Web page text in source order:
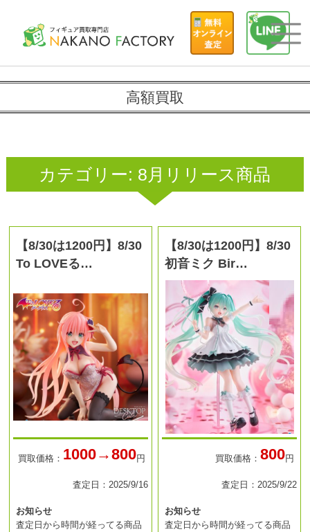
高額買取
カテゴリー: 8月リリース商品
【8/30は1200円】8/30
To LOVEる…
買取価格： 1000→800円
査定日：2025/9/16
お知らせ
査定日から時間が経ってる商品
【8/30は1200円】8/30
初音ミク Bir…
買取価格： 800円
査定日：2025/9/22
お知らせ
査定日から時間が経ってる商品